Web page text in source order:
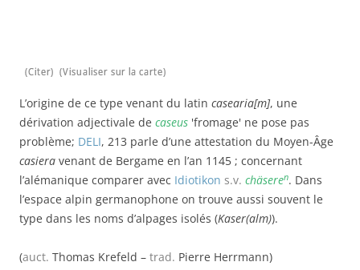
(Citer) (Visualiser sur la carte)
L’origine de ce type venant du latin casearia[m], une
dérivation adjectivale de caseus 'fromage' ne pose pas
problème; DELI, 213 parle d’une attestation du Moyen-Âge
casiera venant de Bergame en l’an 1145 ; concernant
l’alémanique comparer avec Idiotikon s.v. chäseren. Dans
l’espace alpin germanophone on trouve aussi souvent le
type dans les noms d’alpages isolés (Kaser(alm)).
(auct. Thomas Krefeld – trad. Pierre Herrmann)